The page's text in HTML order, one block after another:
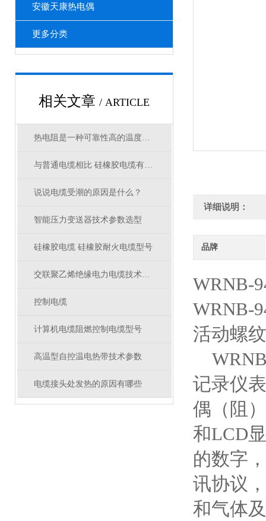
安徽天康热电偶
更多分类
相关文章 / ARTICLE
热电阻是一种可靠性高的温度测量器
与普通电缆相比 硅橡胶电缆有哪些优点
说说电缆受潮的原因是什么？
智能压力变送器技术参数选型
硅橡胶电缆 硅橡胶耐火电缆型号
交联聚乙烯绝缘电力电缆技术参数
控制电缆
计算机电缆阻燃控制电缆型号
高温型自控温电热带技术参数
电缆接头处发热的原因有哪些
详细说明：
品牌
WRNB-
WRNB-
活动螺
记录仪
偶（阻
和LCD
的数字
讯协议
和气体